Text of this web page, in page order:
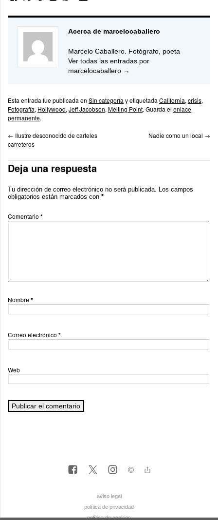
Acerca de marcelocaballero
Marcelo Caballero. Fotógrafo, poeta
Ver todas las entradas por
marcelocaballero →
Esta entrada fue publicada en Sin categoría y etiquetada California, crisis,
Fotografía, Hollywood, Jeff Jacobson, Melting Point. Guarda el enlace
permanente.
← Ilustre desconocido de carteles
carreteros
Nadie como un local →
Deja una respuesta
Tu dirección de correo electrónico no será publicada. Los campos
obligatorios están marcados con *
Comentario *
Nombre*
Correo electrónico *
Web
aviso legal
política de privacidad
política de cookies